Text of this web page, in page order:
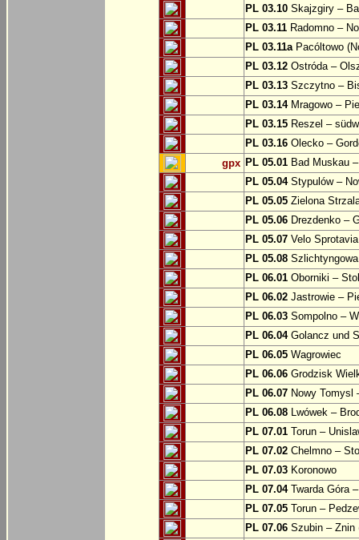
PL 03.10 Skajzgiry –
PL 03.11 Radomno –
PL 03.11aPacóltowo
PL 03.12 Ostróda –
PL 03.13 Szczytno –
PL 03.14Mragowo –
PL 03.15 Reszel –
PL 03.16 Olecko –
gpx PL 05.01 Bad Muskau
PL 05.04Stypulów –
PL 05.05 Zielona
PL 05.06 Drezdenko –
PL 05.07 Velo
PL 05.08 Szlichtyngowa
PL 06.01 Oborniki –
PL 06.02 Jastrowie –
PL 06.03 Sompolno –
PL 06.04Golancz und
PL 06.05 Wagrowiec
PL 06.06 Grodzisk
PL 06.07 Nowy Tomysl
PL 06.08 Lwówek –
PL 07.01 Torun –
PL 07.02 Chelmno –
PL 07.03 Koronowo
PL 07.04Twarda Góra
PL 07.05 Torun –
PL 07.06 Szubin – Znin